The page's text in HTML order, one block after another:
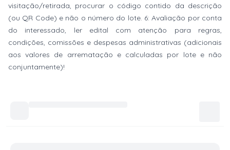
visitação/retirada, procurar o código contido da descrição
(ou QR Code) e não o número do lote. 6: Avaliação por conta
do interessado, ler edital com atenção para regras,
condições, comissões e despesas administrativas (adicionais
aos valores de arrematação e calculadas por lote e não
conjuntamente)!